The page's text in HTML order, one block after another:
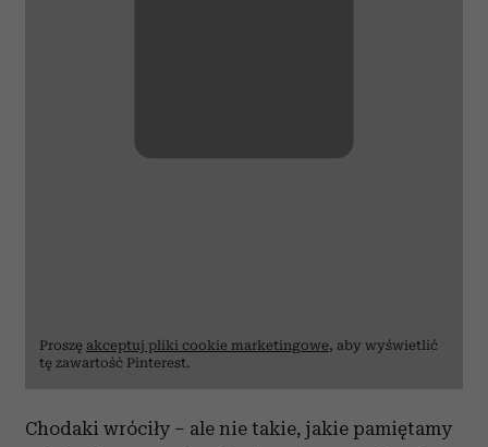
Proszę akceptuj pliki cookie marketingowe, aby wyświetlić
tę zawartość Pinterest.
Chodaki wróciły – ale nie takie, jakie pamiętamy